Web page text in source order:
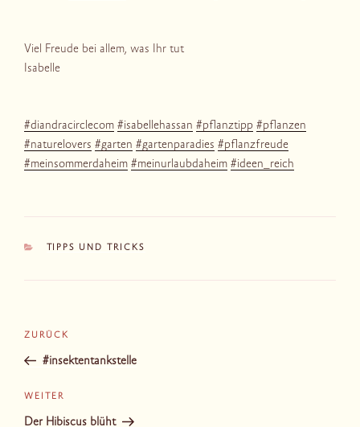
Viel Freude bei allem, was Ihr tut
Isabelle
#diandracirclecom #isabellehassan #pflanztipp #pflanzen
#naturelovers #garten #gartenparadies #pflanzfreude
#meinsommerdaheim #meinurlaubdaheim #ideen_reich
KATEGORIEN
TIPPS UND TRICKS
Beitragsnavigation
Vorheriger
Beitrag
ZURÜCK
#insektentankstelle
Nächster
Beitrag
WEITER
Der Hibiscus blüht